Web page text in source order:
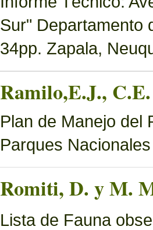
Sur" Departamento
34pp. Zapala,
Ramilo,E.J.,
Plan de Manejo del
Parques Nacionales
Romiti, D. y M.
Lista de Fauna